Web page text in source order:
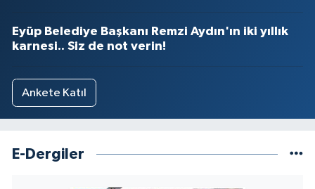
Eyüp Belediye Başkanı Remzi Aydın'ın iki yıllık
karnesi.. Siz de not verin!
Ankete Katıl
E-Dergiler